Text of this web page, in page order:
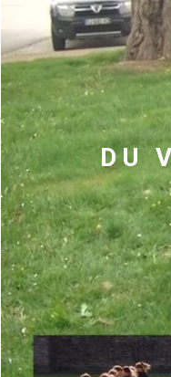
DU